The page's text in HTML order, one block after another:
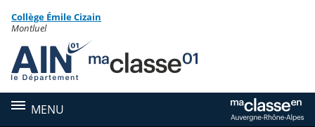
Contenu
Collège Émile Cizain
Montluel
MENU